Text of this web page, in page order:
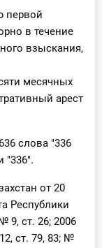
первой
в течение
взыскания,
месячных
арест
слова "336
"336".
от 20
Республики
9, ст. 26; 2006
ст. 79, 83; №